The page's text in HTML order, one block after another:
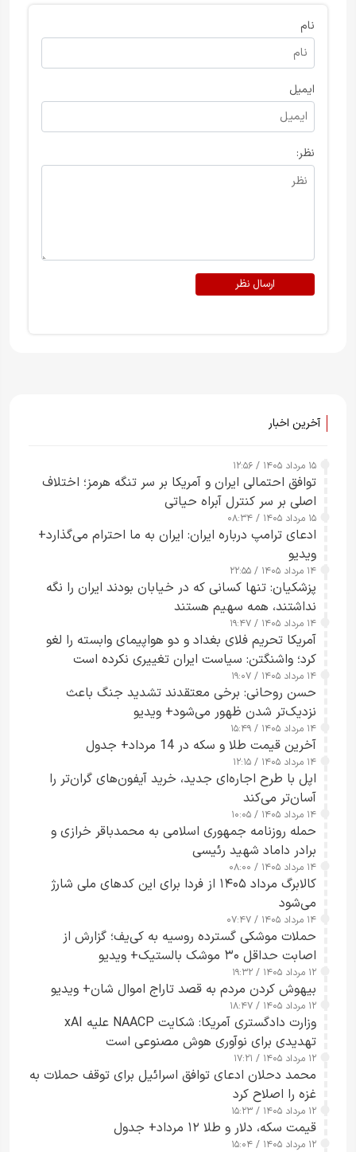
نام
ایمیل
نظر:
ارسال نظر
آخرین اخبار
۱۵ مرداد ۱۴۰۵ / ۱۲:۵۶
توافق احتمالی ایران و آمریکا بر سر تنگه هرمز؛ اختلاف
اصلی بر سر کنترل آبراه حیاتی
۱۵ مرداد ۱۴۰۵ / ۰۸:۳۴
ادعای ترامپ درباره ایران: ایران به ما احترام می‌گذارد+
ویدیو
۱۴ مرداد ۱۴۰۵ / ۲۲:۵۵
پزشکیان: تنها کسانی که در خیابان بودند ایران را نگه
نداشتند، همه سهیم هستند
۱۴ مرداد ۱۴۰۵ / ۱۹:۴۷
آمریکا تحریم فلای بغداد و دو هواپیمای وابسته را لغو
کرد؛ واشنگتن: سیاست ایران تغییری نکرده است
۱۴ مرداد ۱۴۰۵ / ۱۹:۰۷
حسن روحانی: برخی معتقدند تشدید جنگ باعث
نزدیک‌تر شدن ظهور می‌شود+ ویدیو
۱۴ مرداد ۱۴۰۵ / ۱۵:۴۹
آخرین قیمت طلا و سکه در 14 مرداد+ جدول
۱۴ مرداد ۱۴۰۵ / ۱۲:۱۵
اپل با طرح اجاره‌ای جدید، خرید آیفون‌های گران‌تر را
آسان‌تر می‌کند
۱۴ مرداد ۱۴۰۵ / ۱۰:۰۵
حمله روزنامه جمهوری اسلامی به محمدباقر خرازی و
برادر داماد شهید رئیسی
۱۴ مرداد ۱۴۰۵ / ۰۸:۰۰
کالابرگ مرداد ۱۴۰۵ از فردا برای این کدهای ملی شارژ
می‌شود
۱۴ مرداد ۱۴۰۵ / ۰۷:۴۷
حملات موشکی گسترده روسیه به کی‌یف؛ گزارش از
اصابت حداقل ۳۰ موشک بالستیک+ ویدیو
۱۲ مرداد ۱۴۰۵ / ۱۹:۳۲
بیهوش کردن مردم به قصد تاراج اموال شان+ ویدیو
۱۲ مرداد ۱۴۰۵ / ۱۸:۴۷
وزارت دادگستری آمریکا: شکایت NAACP علیه xAI
تهدیدی برای نوآوری هوش مصنوعی است
۱۲ مرداد ۱۴۰۵ / ۱۷:۲۱
محمد دحلان ادعای توافق اسرائیل برای توقف حملات به
غزه را اصلاح کرد
۱۲ مرداد ۱۴۰۵ / ۱۵:۲۳
قیمت سکه، دلار و طلا ۱۲ مرداد+ جدول
۱۲ مرداد ۱۴۰۵ / ۱۵:۰۴